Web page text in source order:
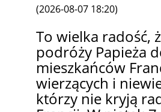
(2026-08-07 18:20)
To wielka radość,
podróży Papieża
mieszkańców
wierzących i
którzy nie kryją